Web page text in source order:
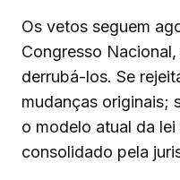
Os vetos seguem
Congresso
derrubá-los. Se
mudanças originais;
o modelo atual da
consolidado pela